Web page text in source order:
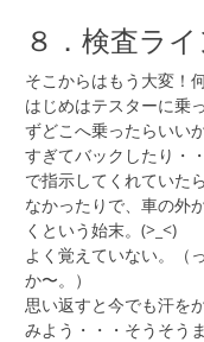
８．検査ラ
そこからはもう大変！
はじめはテスターに乗
ずどこへ乗ったらいい
すぎてバックしたり・
で指示してくれていた
なかったりで、車の外
くという始末。(>_<)
よく覚えていない。（
か〜。）
思い返すと今でも汗を
みよう・・・そうそう